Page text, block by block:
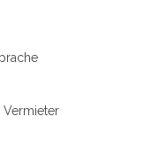
Vermieter